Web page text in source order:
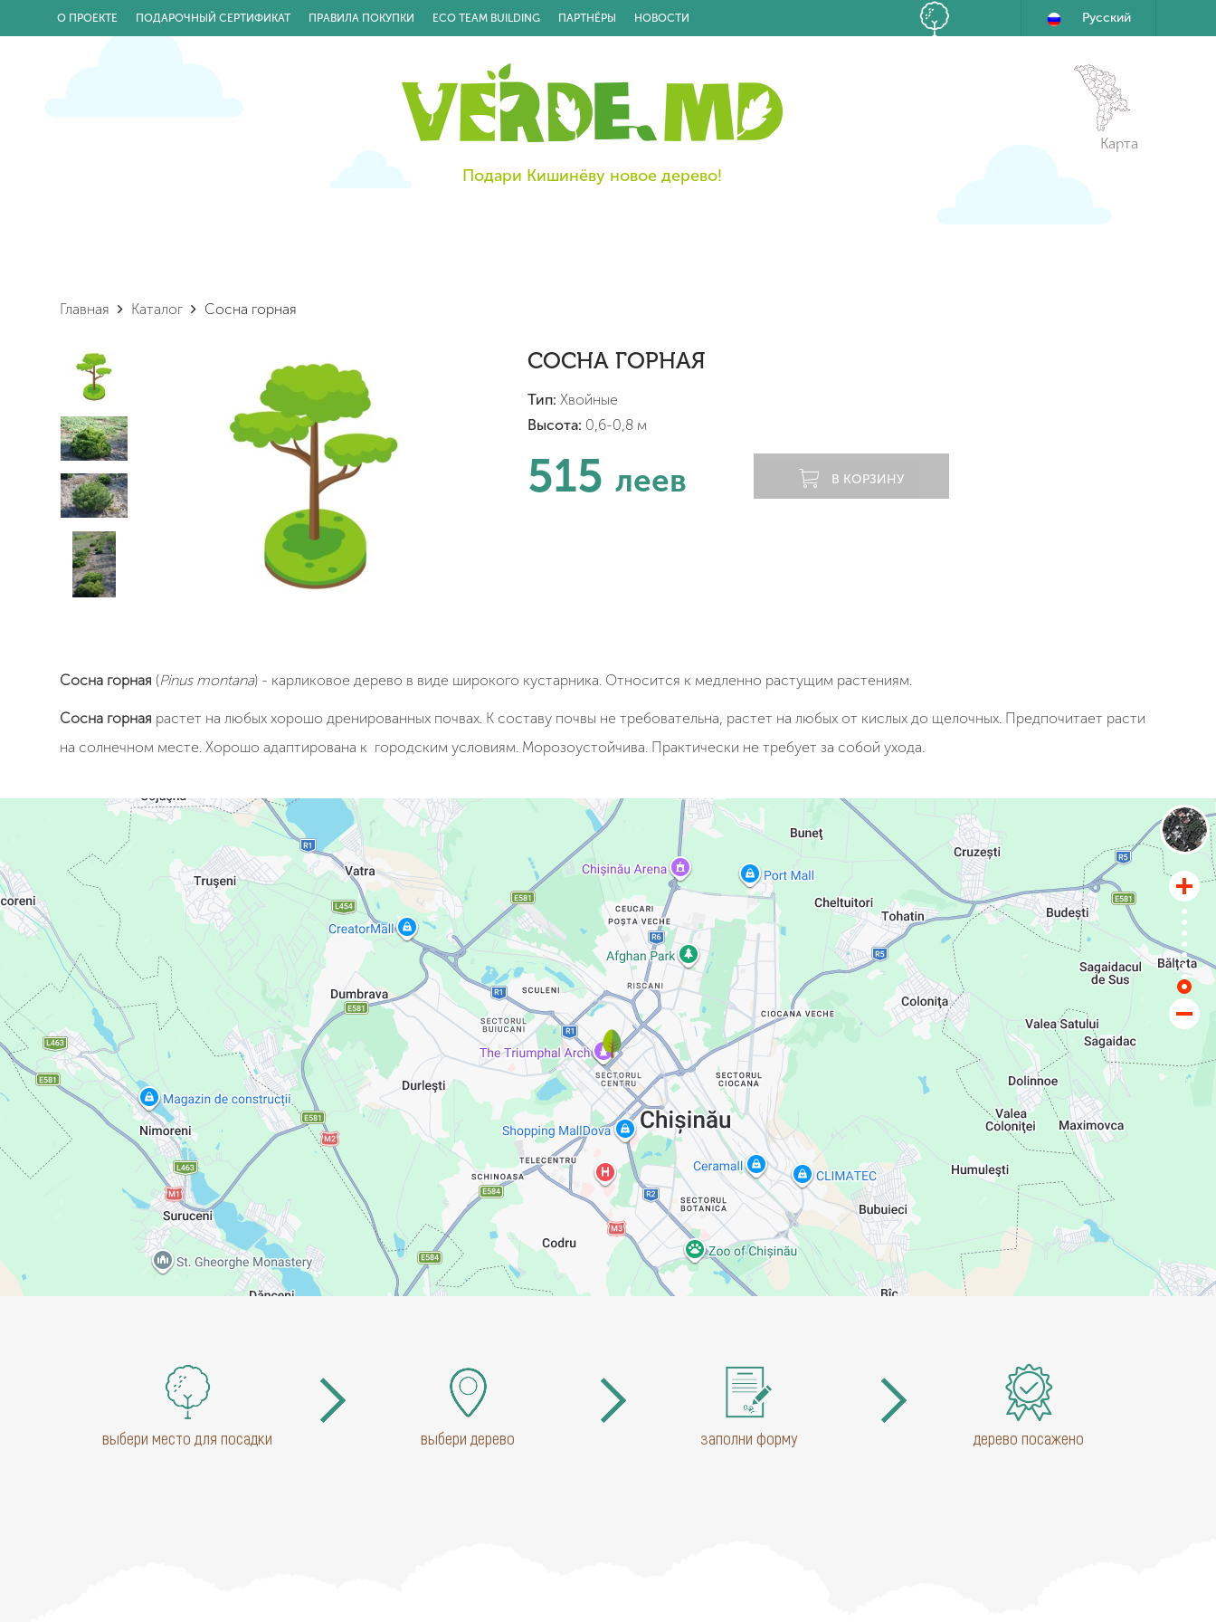
О ПРОЕКТЕ ПОДАРОЧНЫЙ СЕРТИФИКАТ ПРАВИЛА ПОКУПКИ ECO TEAM BUILDING ПАРТНЁРЫ НОВОСТИ Русский
Подари Кишинёву новое дерево!
Карта
Главная Каталог Сосна горная
СОСНА ГОРНАЯ
Тип: Хвойные
Высота: 0,6-0,8 м
515 леев В КОРЗИНУ
Сосна горная (Pinus montana) - карликовое дерево в виде широкого кустарника. Относится к медленно растущим растениям.
Сосна горная растет на любых хорошо дренированных почвах. К составу почвы не требовательна, растет на любых от кислых до щелочных. Предпочитает расти
на солнечном месте. Хорошо адаптирована к городским условиям. Морозоустойчива. Практически не требует за собой ухода.
выбери место для посадки выбери дерево заполни форму дерево посажено